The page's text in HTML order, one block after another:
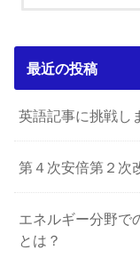
最近の投稿
英語記事に挑戦し
第４次安倍第２次
エネルギー分野で
とは？